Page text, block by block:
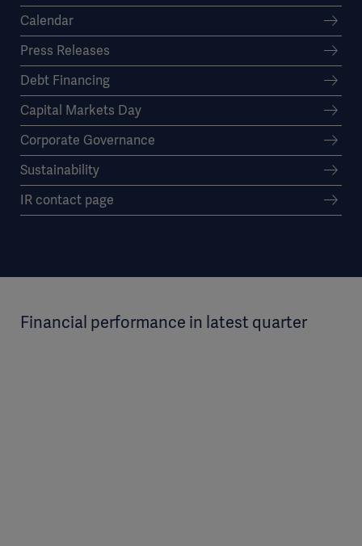
Calendar
Press Releases
Debt Financing
Capital Markets Day
Corporate Governance
Sustainability
IR contact page
Financial performance in latest quarter